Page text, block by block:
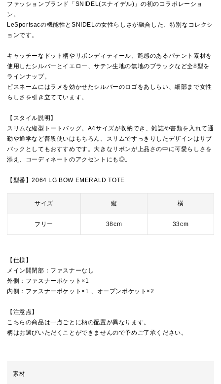
ファッションブランド「SNIDEL(スナイデル)」の初のコラボレーショ
ン。
LeSportsacの機能性とSNIDELの女性らしさが融合した、特別なコレクシ
ョンです。
キャッチーなドット柄やリボンディティール、艶感のあるパテント素材を
使用したシルバーとイエロー、サテン生地の無地のブラックなど全8型を
ラインナップ。
ピスネームにはラメを効かせたシルバーのロゴをあしらい、細部まで女性
らしさを引き立てています。
【スタイル説明】
スリムな縦型トートバッグ。A4サイズが収納でき、雑誌や書類を入れて通
勤や通学など普段使いはもちろん、スリムですっきりしたデザインはサブ
バックとしてもおすすめです。大きなリボンが上品さの中に可愛らしさを
添え、コーディネートのアクセントにも◎。
【型番】2064 LG BOW EMERALD TOTE
サイズ 縦 横
フリー 38cm 33cm
【仕様】
メイン開閉部：ファスナーなし
外側：ファスナーポケット×1
内側：ファスナーポケット×1 、オープンポケット×2
【注意点】
こちらの商品は一点ごとに柄の配置が異なります。
柄はお選びいただくことができませんので予めご了承ください。
素材